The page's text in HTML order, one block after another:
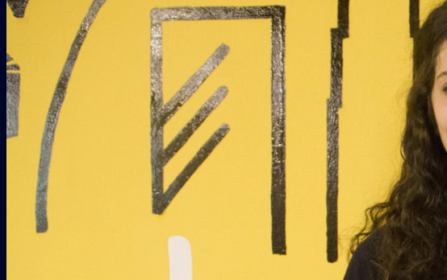
QUIENES SOMOS
PROYECTOS
Erasmus + Juventud
CES
Galería
COLABORADORES
CONTACTO